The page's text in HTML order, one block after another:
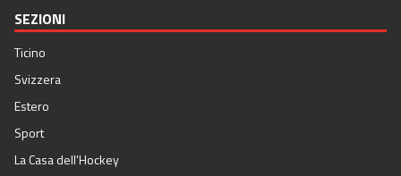
SEZIONI
Ticino
Svizzera
Estero
Sport
La Casa dell'Hockey